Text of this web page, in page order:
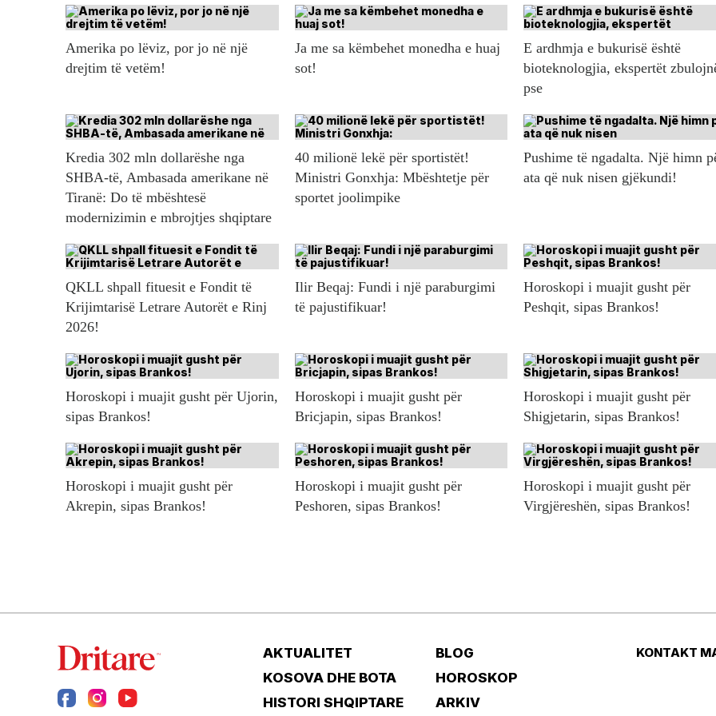
Amerika po lëviz, por jo në një
drejtim të vetëm!
Ja me sa këmbehet monedha e huaj
sot!
E ardhmja e bukurisë është
bioteknologjia, ekspertët
pse
Kredia 302 mln dollarëshe nga
SHBA-të, Ambasada amerikane në
Tiranë: Do të mbështesë
modernizimin e mbrojtjes shqiptare
40 milionë lekë për sportistët!
Ministri Gonxhja: Mbështetje për
sportet joolimpike
Pushime të ngadalta. Një himn
ata që nuk nisen gjëkundi!
QKLL shpall fituesit e Fondit të
Krijimtarisë Letrare Autorët e Rinj
2026!
Ilir Beqaj: Fundi i një paraburgimi
të pajustifikuar!
Horoskopi i muajit gusht për
Peshqit, sipas Brankos!
Horoskopi i muajit gusht për Ujorin,
sipas Brankos!
Horoskopi i muajit gusht për
Bricjapin, sipas Brankos!
Horoskopi i muajit gusht për
Shigjetarin, sipas Brankos!
Horoskopi i muajit gusht për
Akrepin, sipas Brankos!
Horoskopi i muajit gusht për
Peshoren, sipas Brankos!
Horoskopi i muajit gusht për
Virgjëreshën, sipas Brankos!
AKTUALITET
KOSOVA DHE BOTA
HISTORI SHQIPTARE
BLOG
HOROSKOP
ARKIV
KONTAKT